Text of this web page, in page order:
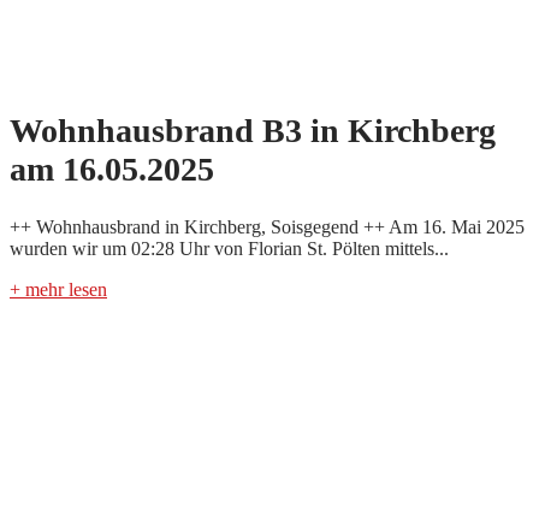
Wohnhausbrand B3 in Kirchberg
am 16.05.2025
++ Wohnhausbrand in Kirchberg, Soisgegend ++ Am 16. Mai 2025
wurden wir um 02:28 Uhr von Florian St. Pölten mittels...
+ mehr lesen